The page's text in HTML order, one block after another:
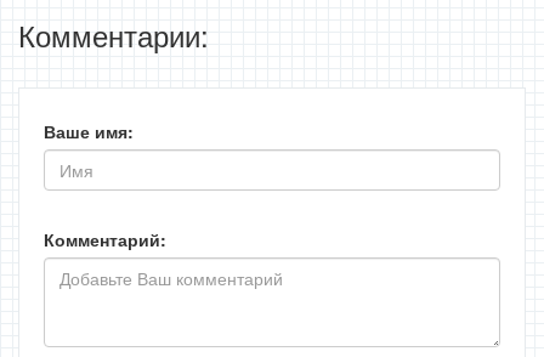
Комментарии:
Ваше имя:
Комментарий: